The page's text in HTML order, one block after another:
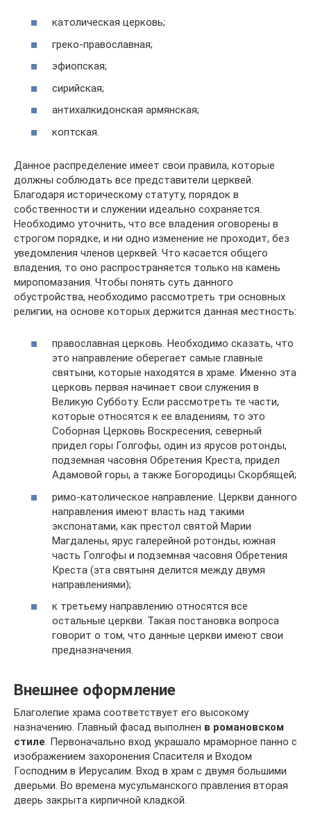
католическая церковь;
греко-православная;
эфиопская;
сирийская;
антихалкидонская армянская;
коптская.
Данное распределение имеет свои правила, которые
должны соблюдать все представители церквей.
Благодаря историческому статуту, порядок в
собственности и служении идеально сохраняется.
Необходимо уточнить, что все владения оговорены в
строгом порядке, и ни одно изменение не проходит, без
уведомления членов церквей. Что касается общего
владения, то оно распространяется только на камень
миропомазания. Чтобы понять суть данного
обустройства, необходимо рассмотреть три основных
религии, на основе которых держится данная местность:
православная церковь. Необходимо сказать, что
это направление оберегает самые главные
святыни, которые находятся в храме. Именно эта
церковь первая начинает свои служения в
Великую Субботу. Если рассмотреть те части,
которые относятся к ее владениям, то это
Соборная Церковь Воскресения, северный
придел горы Голгофы, один из ярусов ротонды,
подземная часовня Обретения Креста, придел
Адамовой горы, а также Богородицы Скорбящей;
римо-католическое направление. Церкви данного
направления имеют власть над такими
экспонатами, как престол святой Марии
Магдалены, ярус галерейной ротонды, южная
часть Голгофы и подземная часовня Обретения
Креста (эта святыня делится между двумя
направлениями);
к третьему направлению относятся все
остальные церкви. Такая постановка вопроса
говорит о том, что данные церкви имеют свои
предназначения.
Внешнее оформление
Благолепие храма соответствует его высокому
назначению. Главный фасад выполнен в романовском
стиле. Первоначально вход украшало мраморное панно с
изображением захоронения Спасителя и Входом
Господним в Иерусалим. Вход в храм с двумя большими
дверьми. Во времена мусульманского правления вторая
дверь закрыта кирпичной кладкой.